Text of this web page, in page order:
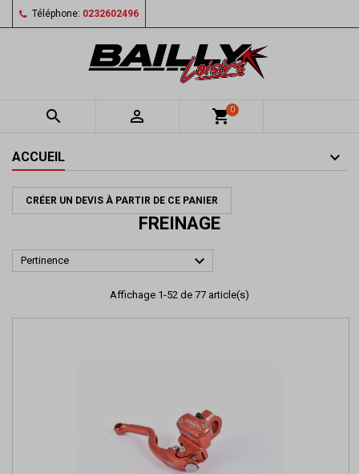
Téléphone: 0232602496
  shopping_cart0
ACCUEIL
CRÉER UN DEVIS À PARTIR DE CE PANIER
FREINAGE
Pertinence 
Affichage 1-52 de 77 article(s)